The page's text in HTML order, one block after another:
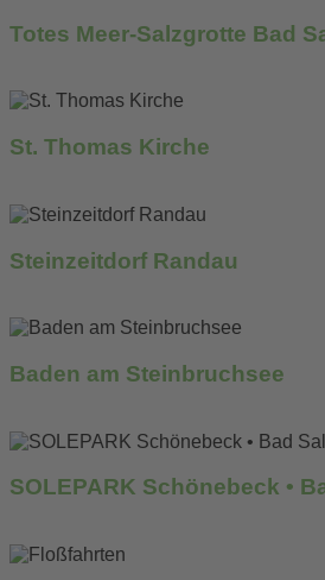
Totes Meer-Salzgrotte Bad
St. Thomas Kirche
Steinzeitdorf Randau
Baden am Steinbruchsee
SOLEPARK Schönebeck •